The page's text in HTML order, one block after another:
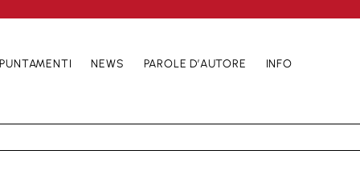
NEWS PAROLE D’AUTORE INFO